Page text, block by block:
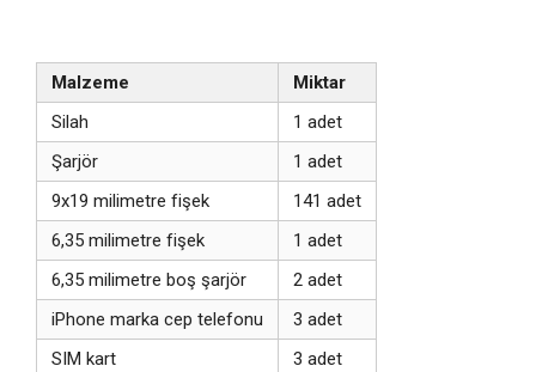
Malzeme
Miktar
Silah
1 adet
Şarjör
1 adet
9x19 milimetre fişek
141 adet
6,35 milimetre fişek
1 adet
6,35 milimetre boş şarjör
2 adet
iPhone marka cep telefonu
3 adet
SIM kart
3 adet